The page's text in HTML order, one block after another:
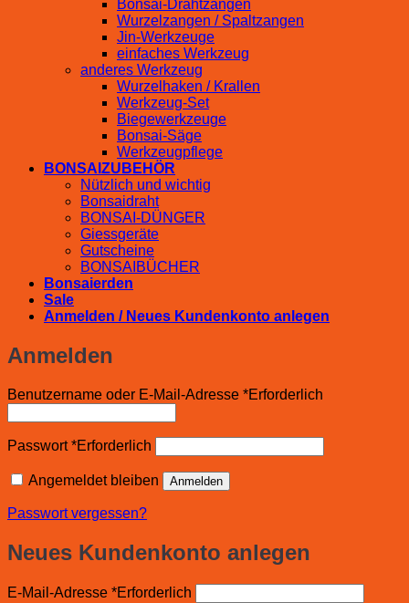
Bonsai-Drahtzangen
Wurzelzangen / Spaltzangen
Jin-Werkzeuge
einfaches Werkzeug
anderes Werkzeug
Wurzelhaken / Krallen
Werkzeug-Set
Biegewerkzeuge
Bonsai-Säge
Werkzeugpflege
BONSAIZUBEHÖR
Nützlich und wichtig
Bonsaidraht
BONSAI-DÜNGER
Giessgeräte
Gutscheine
BONSAIBÜCHER
Bonsaierden
Sale
Anmelden / Neues Kundenkonto anlegen
Anmelden
Benutzername oder E-Mail-Adresse *Erforderlich
Passwort*Erforderlich
Angemeldet bleiben Anmelden
Passwort vergessen?
Neues Kundenkonto anlegen
E-Mail-Adresse *Erforderlich